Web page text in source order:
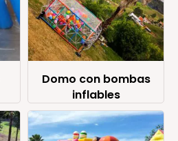
Domo con bombas
inflables